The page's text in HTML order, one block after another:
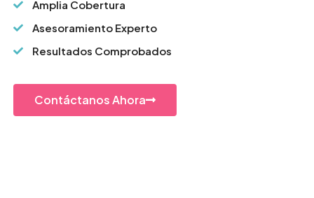
Amplia Cobertura
Asesoramiento Experto
Resultados Comprobados
Contáctanos Ahora